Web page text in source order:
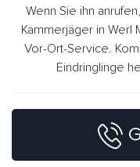
Wenn Sie ihn
Kammerjäger in Werl
Vor-Ort-Service.
Eindringlinge